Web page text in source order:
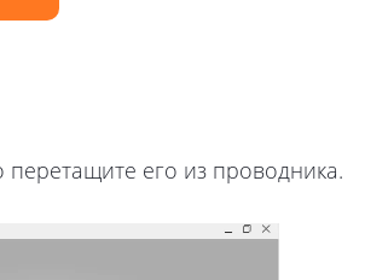
его из проводника.